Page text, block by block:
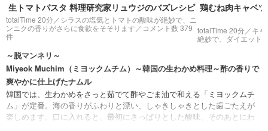
生トマトパスタ 料理研究家リュウジのバズレシピ
totalTime 20分／シラスの塩気とトマトの酸味が絶妙で、ニ
ンニクの香りがさらに食欲をそそります ／コメント数 379
件
鶏むね肉キャベ
totalTime 20分／キ
絶妙で、ダイエット
～脱マンネリ～
Miyeok Muchim（ミヨックムチム）～韓国の生わかめ料理～酢の香りで
爽やかに仕上げたナムル
韓国では、生わかめをさっと茹でて酢やごま油で和える「ミヨックムチ
ム」が定番。海の香りがふわりと漂い、しゃきしゃきとした歯ごたえが
楽しめます。口に入れると、最初にさっぱりとした酸味、そのあとにわ